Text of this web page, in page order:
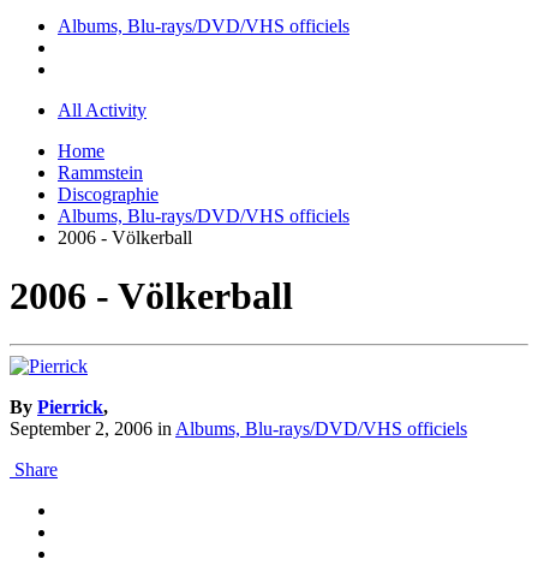
Albums, Blu-rays/DVD/VHS officiels
All Activity
Home
Rammstein
Discographie
Albums, Blu-rays/DVD/VHS officiels
2006 - Völkerball
2006 - Völkerball
By Pierrick,
September 2, 2006 inAlbums, Blu-rays/DVD/VHS officiels
Share